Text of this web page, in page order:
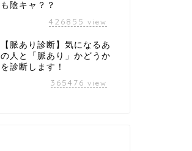
も陰キャ？？
426855 view
【脈あり診断】気になるあ
の人と「脈あり」かどうか
を診断します！
365476 view